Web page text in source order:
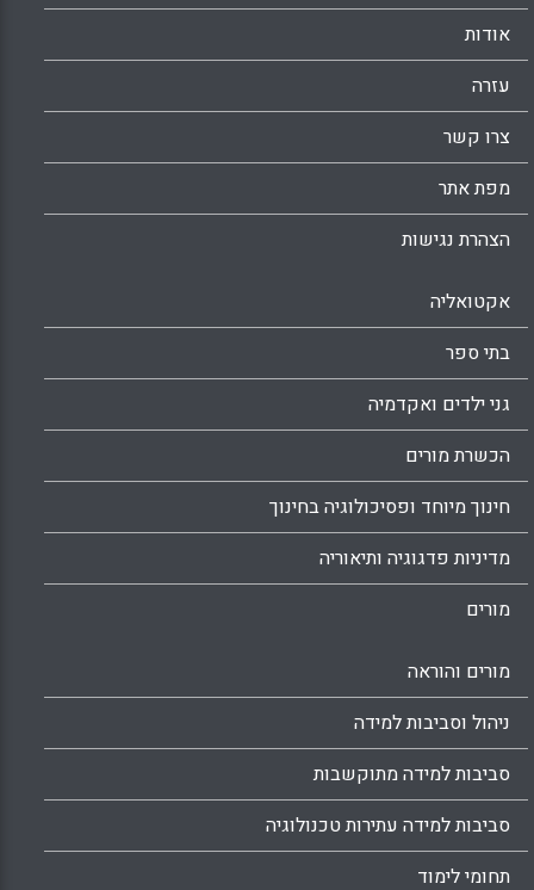
אודות
עזרה
צרו קשר
מפת אתר
הצהרת נגישות
אקטואליה
בתי ספר
גני ילדים ואקדמיה
הכשרת מורים
חינוך מיוחד ופסיכולוגיה בחינוך
מדיניות פדגוגיה ותיאוריה
מורים
מורים והוראה
ניהול וסביבות למידה
סביבות למידה מתוקשבות
סביבות למידה עתירות טכנולוגיה
תחומי לימוד